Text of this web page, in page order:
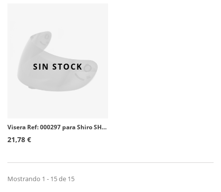
SIN STOCK
Visera Ref: 000297 para Shiro SH-821/881/829 color Ahumada
21,78 €
Mostrando 1 - 15 de 15